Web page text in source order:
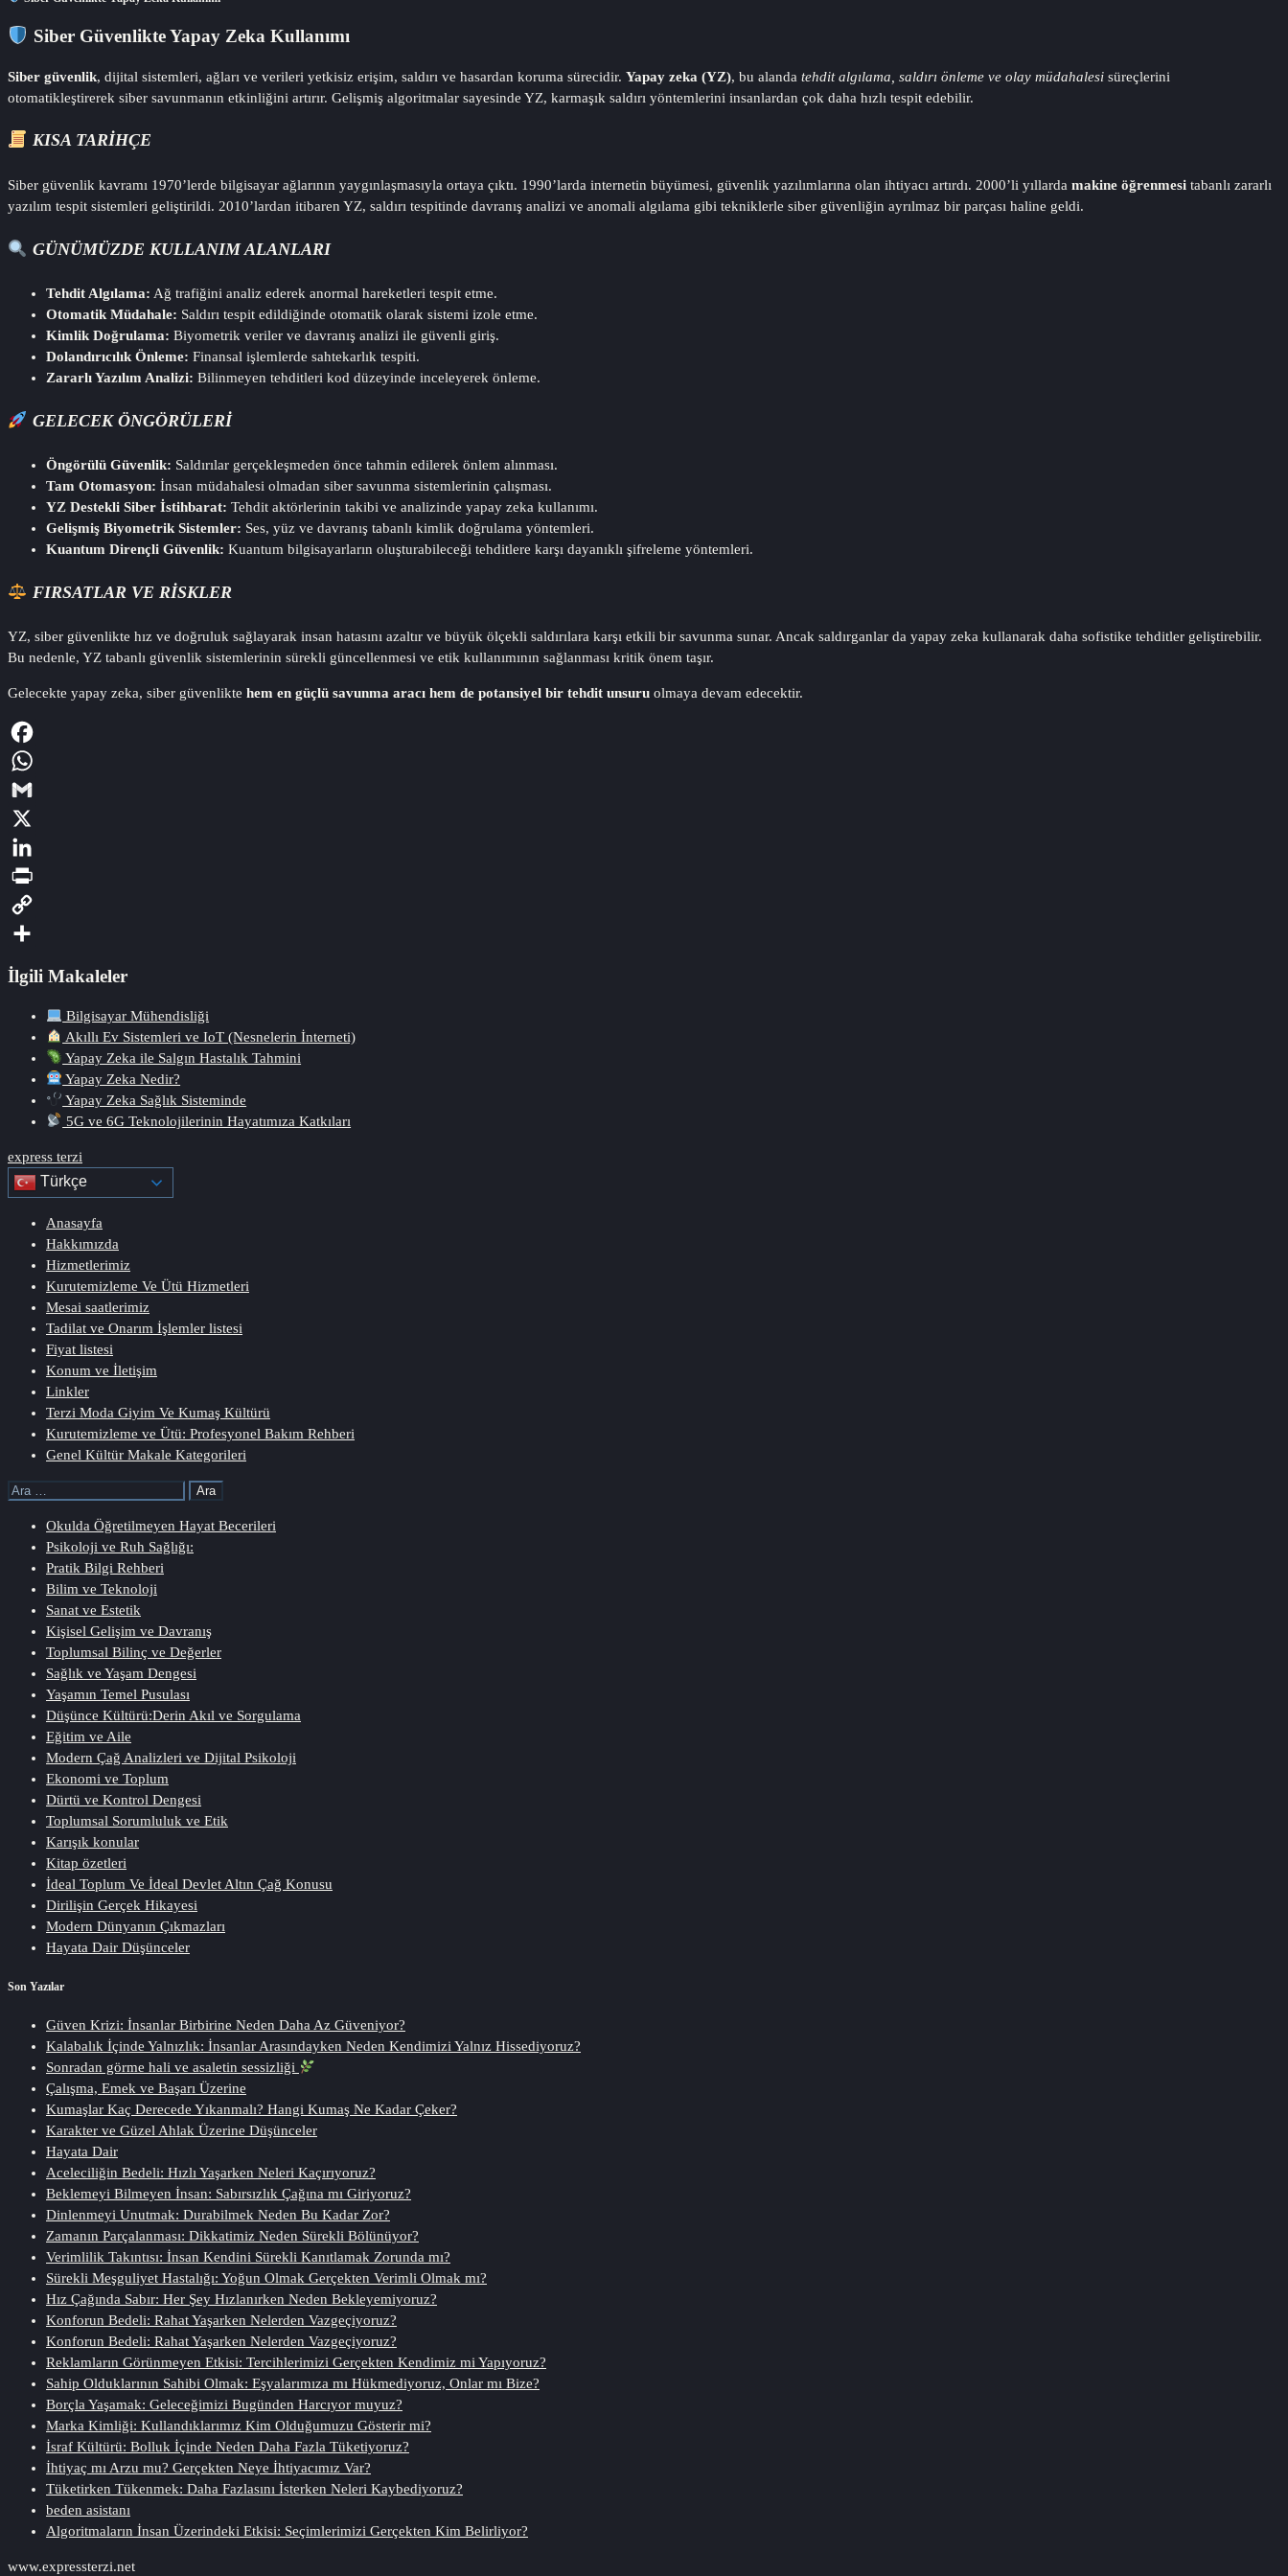
Siber Güvenlikte Yapay Zeka Kullanımı
Siber güvenlik, dijital sistemleri, ağları ve verileri yetkisiz erişim, saldırı ve hasardan koruma sürecidir. Yapay zeka (YZ), bu alanda tehdit algılama, saldırı önleme ve olay müdahalesi süreçlerini
otomatikleştirerek siber savunmanın etkinliğini artırır. Gelişmiş algoritmalar sayesinde YZ, karmaşık saldırı yöntemlerini insanlardan çok daha hızlı tespit edebilir.
KISA TARIHÇE
Siber güvenlik kavramı 1970’lerde bilgisayar ağlarının yaygınlaşmasıyla ortaya çıktı. 1990’larda internetin büyümesi, güvenlik yazılımlarına olan ihtiyacı artırdı. 2000’li yıllarda makine öğrenmesi tabanlı zararlı
yazılım tespit sistemleri geliştirildi. 2010’lardan itibaren YZ, saldırı tespitinde davranış analizi ve anomali algılama gibi tekniklerle siber güvenliğin ayrılmaz bir parçası haline geldi.
GÜNÜMÜZDE KULLANIM ALANLARI
Tehdit Algılama: Ağ trafiğini analiz ederek anormal hareketleri tespit etme.
Otomatik Müdahale: Saldırı tespit edildiğinde otomatik olarak sistemi izole etme.
Kimlik Doğrulama: Biyometrik veriler ve davranış analizi ile güvenli giriş.
Dolandırıcılık Önleme: Finansal işlemlerde sahtekarlık tespiti.
Zararlı Yazılım Analizi: Bilinmeyen tehditleri kod düzeyinde inceleyerek önleme.
GELECEK ÖNGÖRÜLERI
Öngörülü Güvenlik: Saldırılar gerçekleşmeden önce tahmin edilerek önlem alınması.
Tam Otomasyon: İnsan müdahalesi olmadan siber savunma sistemlerinin çalışması.
YZ Destekli Siber İstihbarat: Tehdit aktörlerinin takibi ve analizinde yapay zeka kullanımı.
Gelişmiş Biyometrik Sistemler: Ses, yüz ve davranış tabanlı kimlik doğrulama yöntemleri.
Kuantum Dirençli Güvenlik: Kuantum bilgisayarların oluşturabileceği tehditlere karşı dayanıklı şifreleme yöntemleri.
FIRSATLAR VE RISKLER
YZ, siber güvenlikte hız ve doğruluk sağlayarak insan hatasını azaltır ve büyük ölçekli saldırılara karşı etkili bir savunma sunar. Ancak saldırganlar da yapay zeka kullanarak daha sofistike tehditler geliştirebilir.
Bu nedenle, YZ tabanlı güvenlik sistemlerinin sürekli güncellenmesi ve etik kullanımının sağlanması kritik önem taşır.
Gelecekte yapay zeka, siber güvenlikte hem en güçlü savunma aracı hem de potansiyel bir tehdit unsuru olmaya devam edecektir.
Facebook
WhatsApp
Gmail
X
LinkedIn
PrintFriendly
Copy
İlgili Makaleler
Bilgisayar Mühendisliği
Akıllı Ev Sistemleri ve IoT (Nesnelerin İnterneti)
Yapay Zeka ile Salgın Hastalık Tahmini
Yapay Zeka Nedir?
Yapay Zeka Sağlık Sisteminde
5G ve 6G Teknolojilerinin Hayatımıza Katkıları
express terzi
Türkçe
Anasayfa
Hakkımızda
Hizmetlerimiz
Kurutemizleme Ve Ütü Hizmetleri
Mesai saatlerimiz
Tadilat ve Onarım İşlemler listesi
Fiyat listesi
Konum ve İletişim
Linkler
Terzi Moda Giyim Ve Kumaş Kültürü
Kurutemizleme ve Ütü: Profesyonel Bakım Rehberi
Genel Kültür Makale Kategorileri
Arama:
Okulda Öğretilmeyen Hayat Becerileri
Psikoloji ve Ruh Sağlığı:
Pratik Bilgi Rehberi
Bilim ve Teknoloji
Sanat ve Estetik
Kişisel Gelişim ve Davranış
Toplumsal Bilinç ve Değerler
Sağlık ve Yaşam Dengesi
Yaşamın Temel Pusulası
Düşünce Kültürü:Derin Akıl ve Sorgulama
Eğitim ve Aile
Modern Çağ Analizleri ve Dijital Psikoloji
Ekonomi ve Toplum
Dürtü ve Kontrol Dengesi
Toplumsal Sorumluluk ve Etik
Karışık konular
Kitap özetleri
İdeal Toplum Ve İdeal Devlet Altın Çağ Konusu
Dirilişin Gerçek Hikayesi
Modern Dünyanın Çıkmazları
Hayata Dair Düşünceler
Son Yazılar
Güven Krizi: İnsanlar Birbirine Neden Daha Az Güveniyor?
Kalabalık İçinde Yalnızlık: İnsanlar Arasındayken Neden Kendimizi Yalnız Hissediyoruz?
Sonradan görme hali ve asaletin sessizliği
Çalışma, Emek ve Başarı Üzerine
Kumaşlar Kaç Derecede Yıkanmalı? Hangi Kumaş Ne Kadar Çeker?
Karakter ve Güzel Ahlak Üzerine Düşünceler
Hayata Dair
Aceleciliğin Bedeli: Hızlı Yaşarken Neleri Kaçırıyoruz?
Beklemeyi Bilmeyen İnsan: Sabırsızlık Çağına mı Giriyoruz?
Dinlenmeyi Unutmak: Durabilmek Neden Bu Kadar Zor?
Zamanın Parçalanması: Dikkatimiz Neden Sürekli Bölünüyor?
Verimlilik Takıntısı: İnsan Kendini Sürekli Kanıtlamak Zorunda mı?
Sürekli Meşguliyet Hastalığı: Yoğun Olmak Gerçekten Verimli Olmak mı?
Hız Çağında Sabır: Her Şey Hızlanırken Neden Bekleyemiyoruz?
Konforun Bedeli: Rahat Yaşarken Nelerden Vazgeçiyoruz?
Konforun Bedeli: Rahat Yaşarken Nelerden Vazgeçiyoruz?
Reklamların Görünmeyen Etkisi: Tercihlerimizi Gerçekten Kendimiz mi Yapıyoruz?
Sahip Olduklarının Sahibi Olmak: Eşyalarımıza mı Hükmediyoruz, Onlar mı Bize?
Borçla Yaşamak: Geleceğimizi Bugünden Harcıyor muyuz?
Marka Kimliği: Kullandıklarımız Kim Olduğumuzu Gösterir mi?
İsraf Kültürü: Bolluk İçinde Neden Daha Fazla Tüketiyoruz?
İhtiyaç mı Arzu mu? Gerçekten Neye İhtiyacımız Var?
Tüketirken Tükenmek: Daha Fazlasını İsterken Neleri Kaybediyoruz?
beden asistanı
Algoritmaların İnsan Üzerindeki Etkisi: Seçimlerimizi Gerçekten Kim Belirliyor?
www.expressterzi.net